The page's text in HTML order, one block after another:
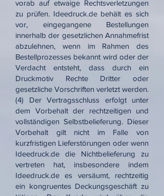
vorab auf etwaige Rechtsverletzungen
zu prüfen. Ideedruck.de behält es sich
vor, eingegangene Bestellungen
innerhalb der gesetzlichen Annahmefrist
abzulehnen, wenn im Rahmen des
Bestellprozesses bekannt wird oder der
Verdacht entsteht, dass durch ein
Druckmotiv Rechte Dritter oder
gesetzliche Vorschriften verletzt werden.
(4) Der Vertragsschluss erfolgt unter
dem Vorbehalt der rechtzeitigen und
vollständigen Selbstbelieferung. Dieser
Vorbehalt gilt nicht im Falle von
kurzfristigen Lieferstörungen oder wenn
Ideedruck.de die Nichtbelieferung zu
vertreten hat, insbesondere indem
Ideedruck.de es versäumt, rechtzeitig
ein kongruentes Deckungsgeschäft zu